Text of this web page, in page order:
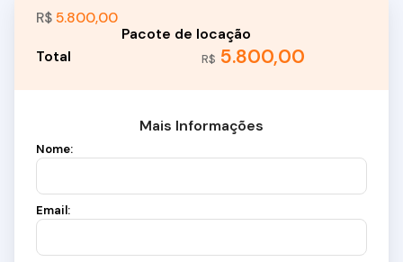
R$ 5.800,00
R$ 5.800,00
Mais Informações
Nome:
Email: